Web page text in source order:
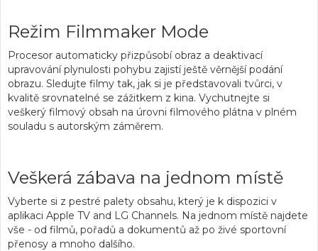
Režim Filmmaker Mode
Procesor automaticky přizpůsobí obraz a deaktivací
upravování plynulosti pohybu zajistí ještě věrnější podání
obrazu. Sledujte filmy tak, jak si je představovali tvůrci, v
kvalitě srovnatelné se zážitkem z kina. Vychutnejte si
veškerý filmový obsah na úrovni filmového plátna v plném
souladu s autorským záměrem.
Veškerá zábava na jednom místě
Vyberte si z pestré palety obsahu, který je k dispozici v
aplikaci Apple TV and LG Channels. Na jednom místě najdete
vše - od filmů, pořadů a dokumentů až po živé sportovní
přenosy a mnoho dalšího.